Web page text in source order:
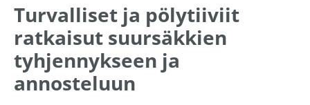
Turvalliset ja pölytiiviit
ratkaisut suursäkkien
tyhjennykseen ja
annosteluun